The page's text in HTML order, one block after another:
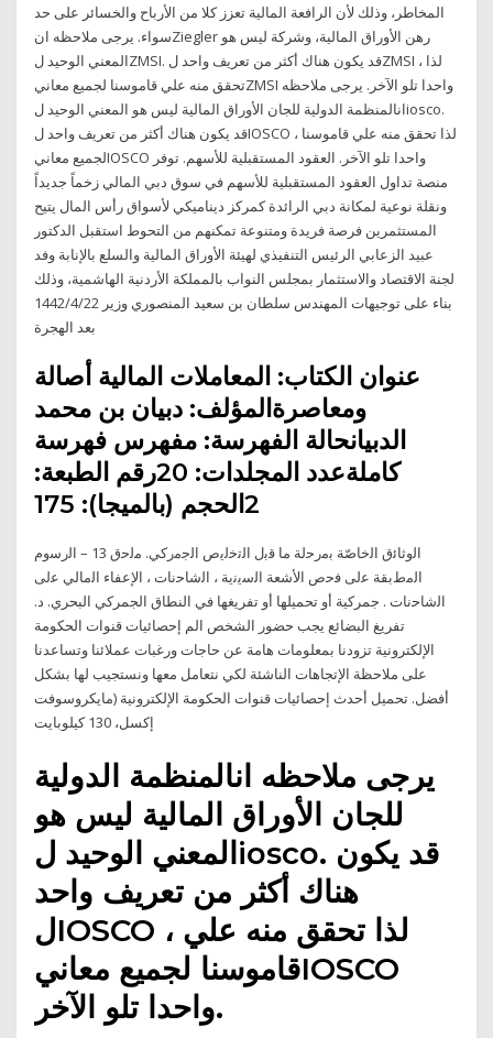
المخاطر، وذلك لأن الرافعة المالية تعزز كلا من الأرباح والخسائر على حد
سواء. يرجى ملاحظه انZiegler رهن الأوراق المالية، وشركة ليس هو
المعني الوحيد لZMSI. قد يكون هناك أكثر من تعريف واحد لZMSI ، لذا
تحقق منه علي قاموسنا لجميع معانيZMSI واحدا تلو الآخر. يرجى ملاحظه
انالمنظمة الدولية للجان الأوراق المالية ليس هو المعني الوحيد لiosco.
قد يكون هناك أكثر من تعريف واحد لIOSCO ، لذا تحقق منه علي قاموسنا
لجميع معانيIOSCO واحدا تلو الآخر. العقود المستقبلية للأسهم. توفر
منصة تداول العقود المستقبلية للأسهم في سوق دبي المالي زخماً جديداً
ونقلة نوعية لمكانة دبي الرائدة كمركز ديناميكي لأسواق رأس المال يتيح
المستثمرين فرصة فريدة ومتنوعة تمكنهم من التحوط استقبل الدكتور
عبيد الزعابي الرئيس التنفيذي لهيئة الأوراق المالية والسلع بالإنابة وفد
لجنة الاقتصاد والاستثمار بمجلس النواب بالمملكة الأردنية الهاشمية، وذلك
بناء على توجيهات المهندس سلطان بن سعيد المنصوري وزير 22‏‏/4‏‏/1442
بعد الهجرة
عنوان الكتاب: المعاملات المالية أصالة
ومعاصرةالمؤلف: دبيان بن محمد
الدبيانحالة الفهرسة: مفهرس فهرسة
كاملةعدد المجلدات: 20رقم الطبعة:
2الحجم (بالميجا): 175
اﻟوﺛﺎﺋق اﻟﺧﺎﺻّﺔ ﺑﻣرﺣﻟﺔ ﻣﺎ ﻗﺑل اﻟﺗﺧﻟﯾص اﻟﺟﻣرﮐﻲ. ﻣﻟﺣق 13 – اﻟرﺳوم
اﻟﻣطﺑﻘﺔ ﻋﻟﯽ ﻓﺣص اﻷﺷﻌﺔ اﻟﺳﯾﻧﯾﺔ ، اﻟﺷﺎﺣﻧﺎت ، اﻹﻋﻔﺎء اﻟﻣﺎﻟﻲ ﻋﻟﯽ
اﻟﺷﺎﺣﻧﺎت . جمركية أو تحميلها أو تفريغها في النطاق الجمركي البحري. د.
تفريغ البضائع يجب حضور الشخص الم إحصائيات قنوات الحكومة
الإلكترونية تزودنا بمعلومات هامة عن حاجات ورغبات عملائنا وتساعدنا
على ملاحظة الإتجاهات الناشئة لكي نتعامل معها ونستجيب لها بشكل
أفضل. تحميل أحدث إحصائيات قنوات الحكومة الإلكترونية (مايكروسوفت
إكسل، 130 كيلوبايت
يرجى ملاحظه انالمنظمة الدولية
للجان الأوراق المالية ليس هو
المعني الوحيد لiosco. قد يكون
هناك أكثر من تعريف واحد
لIOSCO ، لذا تحقق منه علي
قاموسنا لجميع معانيIOSCO
واحدا تلو الآخر.